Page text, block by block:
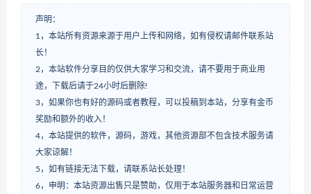
声明：
1，本站所有资源来源于用户上传和网络，如有侵权请邮件联系站
长！
2，本站软件分享目的仅供大家学习和交流，请不要用于商业用
途，下载后请于24小时后删除!
3，如果你也有好的源码或者教程，可以投稿到本站，分享有金币
奖励和额外的收入！
4，本站提供的软件，源码，游戏，其他资源部不包含技术服务请
大家谅解！
5，如有链接无法下载，请联系站长处理！
6，申明：本站资源出售只是赞助，仅用于本站服务器和日常运营